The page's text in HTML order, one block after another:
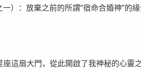
）：放棄之前的所謂“宿命合婚神”的
扇大門，從此開啟了我神秘的心靈之